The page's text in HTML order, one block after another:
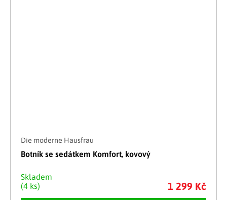
Die moderne Hausfrau
Botník se sedátkem Komfort, kovový
Skladem
(4 ks)
1 299 Kč